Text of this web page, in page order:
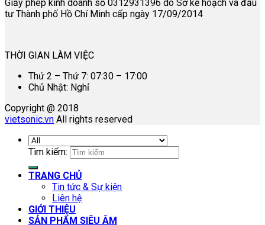
Giấy phép kinh doanh số 0312931396 do Sở kế hoạch và đầu
tư Thành phố Hồ Chí Minh cấp ngày 17/09/2014
THỜI GIAN LÀM VIỆC
Thứ 2 – Thứ 7: 07:30 – 17:00
Chủ Nhật: Nghỉ
Copyright @ 2018
vietsonic.vn All rights reserved
Tìm kiếm:
TRANG CHỦ
Tin tức & Sự kiện
Liên hệ
GIỚI THIỆU
SẢN PHẨM SIÊU ÂM